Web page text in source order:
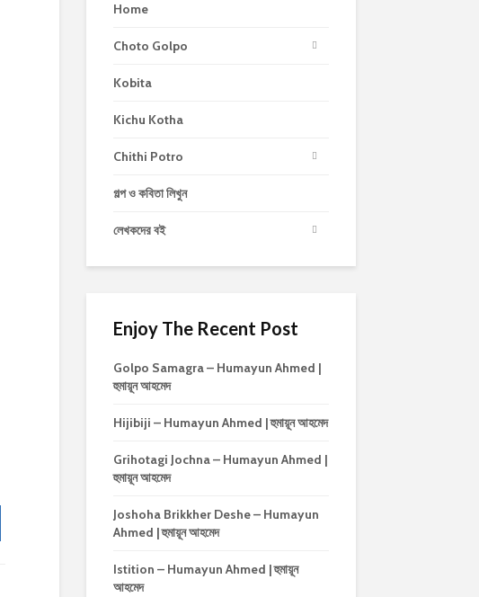
Home
Choto Golpo
Kobita
Kichu Kotha
Chithi Potro
গল্প ও কবিতা লিখুন
লেখকদের বই
Enjoy The Recent Post
Golpo Samagra – Humayun Ahmed |
হুমায়ূন আহমেদ
Hijibiji – Humayun Ahmed | হুমায়ূন আহমেদ
Grihotagi Jochna – Humayun Ahmed |
হুমায়ূন আহমেদ
Joshoha Brikkher Deshe – Humayun
Ahmed | হুমায়ূন আহমেদ
Istition – Humayun Ahmed | হুমায়ূন
আহমেদ